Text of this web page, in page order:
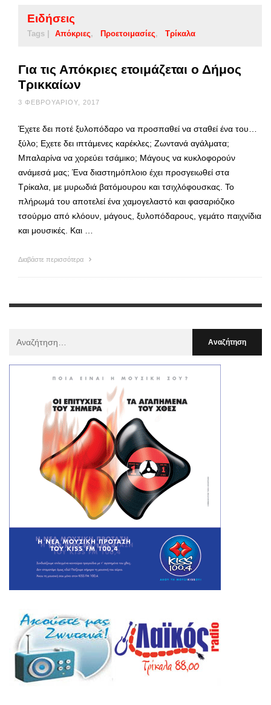
Ειδήσεις
Tags | Απόκριες Προετοιμασίες Τρίκαλα
Για τις Απόκριες ετοιμάζεται ο Δήμος
Τρικκαίων
3 ΦΕΒΡΟΥΑΡΊΟΥ, 2017
Έχετε δει ποτέ ξυλοπόδαρο να προσπαθεί να σταθεί ένα του…
ξύλο; Εχετε δει ιπτάμενες καρέκλες; Ζωντανά αγάλματα;
Μπαλαρίνα να χορεύει τσάμικο; Μάγους να κυκλοφορούν
ανάμεσά μας; Ένα διαστημόπλοιο έχει προσγειωθεί στα
Τρίκαλα, με μυρωδιά βατόμουρου και τσιχλόφουσκας. Το
πλήρωμά του αποτελεί ένα χαμογελαστό και φασαριόζικο
τσούρμο από κλόουν, μάγους, ξυλοπόδαρους, γεμάτο παιχνίδια
και μουσικές. Και …
Διαβάστε περισσότερα
: